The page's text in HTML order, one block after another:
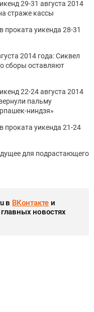
29-31 августа 2014
страже кассы
проката уикенда 28-31
2014 года: Сиквел
сборы оставляют
22-24 августа 2014
пальму
ниндзя»
проката уикенда 21-24
для подрастающего
в ВКонтакте и
новостях